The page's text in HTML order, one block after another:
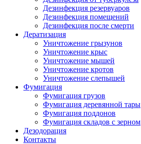
Дезинфекция резервуаров
Дезинфекция помещений
Дезинфекция после смерти
Дератизация
Уничтожение грызунов
Уничтожение крыс
Уничтожение мышей
Уничтожение кротов
Уничтожение слепышей
Фумигация
Фумигация грузов
Фумигация деревянной тары
Фумигация поддонов
Фумигация складов с зерном
Дезодорация
Контакты